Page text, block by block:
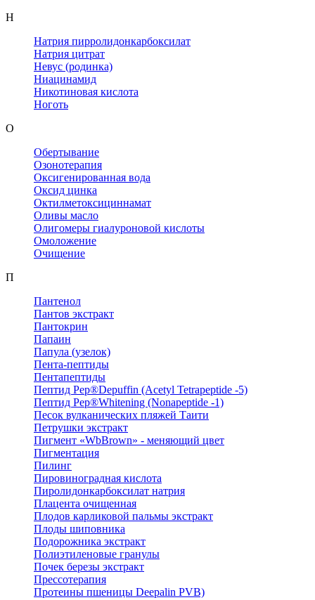
Н
Натрия пирролидонкарбоксилат
Натрия цитрат
Невус (родинка)
Ниацинамид
Никотиновая кислота
Ноготь
О
Обертывание
Озонотерапия
Оксигенированная вода
Оксид цинка
Октилметоксициннамат
Оливы масло
Олигомеры гиалуроновой кислоты
Омоложение
Очищение
П
Пантенол
Пантов экстракт
Пантокрин
Папаин
Папула (узелок)
Пента-пептиды
Пентапептиды
Пептид Pep®Depuffin (Acetyl Tetrapeptide -5)
Пептид Pep®Whitening (Nonapeptide -1)
Песок вулканических пляжей Таити
Петрушки экстракт
Пигмент «WbBrown» - меняющий цвет
Пигментация
Пилинг
Пировиноградная кислота
Пиролидонкарбоксилат натрия
Плацента очищенная
Плодов карликовой пальмы экстракт
Плоды шиповника
Подорожника экстракт
Полиэтиленовые гранулы
Почек березы экстракт
Прессотерапия
Протеины пшеницы Deepalin PVB)